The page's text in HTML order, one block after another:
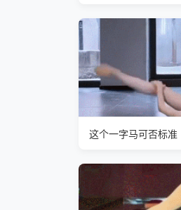
这个一字马可否标准